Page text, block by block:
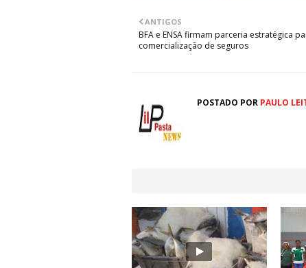
ANTIGOS
BFA e ENSA firmam parceria estratégica
comercialização de seguros
POSTADO POR PAULO